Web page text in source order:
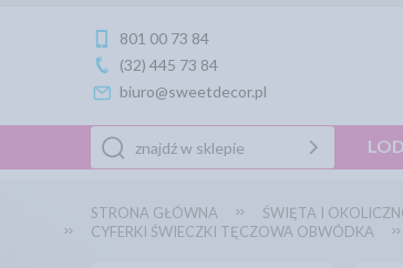
801 00 73 84
(32) 445 73 84
biuro@sweetdecor.pl
STRONA GŁÓWNA ŚWIĘTA I
CYFERKI ŚWIECZKI TĘCZOWA OBWÓDKA